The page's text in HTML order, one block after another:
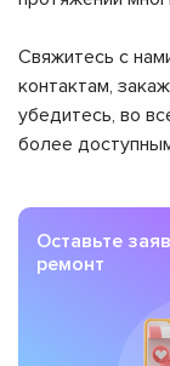
Свяжитесь с
контактам,
убедитесь, во
более
Оставьте
ремонт